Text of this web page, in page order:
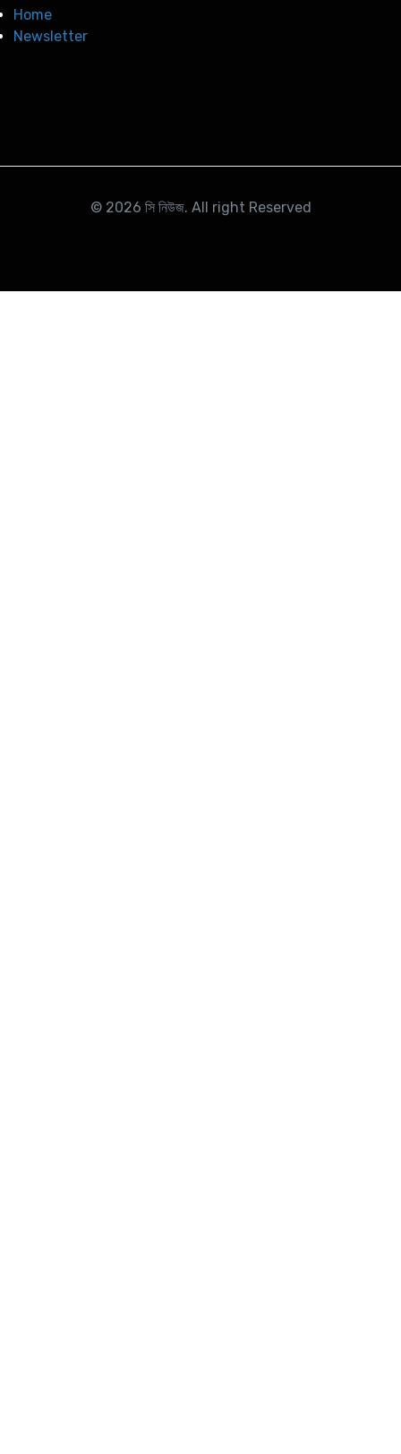
Home
Newsletter
© 2026 সি নিউজ. All right Reserved